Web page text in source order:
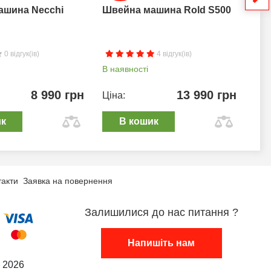
Necchi
0 відгук(ів)
8 990 грн
Швейна машина Rold S500
4 відгук(ів)
В наявності
Ціна: 13 990 грн
В кошик
Заявка на повернення
Залишилися до нас питання ?
Напишіть нам
2026